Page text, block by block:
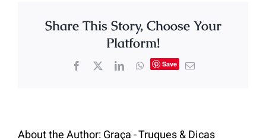
Share This Story, Choose Your
Platform!
Save
About the Author:Graça - Truques & Dicas